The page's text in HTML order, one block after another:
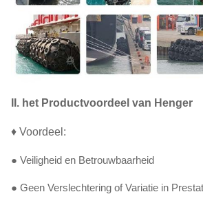
II. het Productvoordeel van Henger
♦ Voordeel:
● Veiligheid en Betrouwbaarheid
● Geen Verslechtering of Variatie in